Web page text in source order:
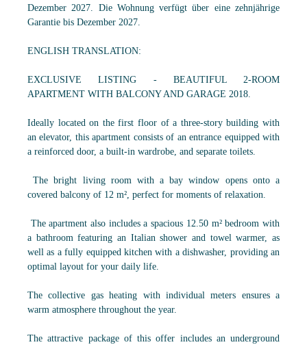
Dezember 2027. Die Wohnung verfügt über eine zehnjährige
Garantie bis Dezember 2027.
ENGLISH TRANSLATION:
EXCLUSIVE LISTING - BEAUTIFUL 2-ROOM
APARTMENT WITH BALCONY AND GARAGE 2018.
Ideally located on the first floor of a three-story building with
an elevator, this apartment consists of an entrance equipped with
a reinforced door, a built-in wardrobe, and separate toilets.
The bright living room with a bay window opens onto a
covered balcony of 12 m², perfect for moments of relaxation.
The apartment also includes a spacious 12.50 m² bedroom with
a bathroom featuring an Italian shower and towel warmer, as
well as a fully equipped kitchen with a dishwasher, providing an
optimal layout for your daily life.
The collective gas heating with individual meters ensures a
warm atmosphere throughout the year.
The attractive package of this offer includes an underground